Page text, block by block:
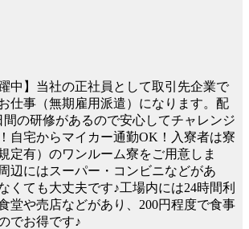
躍中】当社の正社員として取引先企業で
仕事（無期雇用派遣）になります。配
間の研修があるので安心してチャレンジ
自宅からマイカー通勤OK！入寮者は寮
定有）のワンルーム寮をご用意しま
辺にはスーパー・コンビニなどがあ
くても大丈夫です♪工場内には24時間利
堂や売店などがあり、200円程度で食事
でお得です♪